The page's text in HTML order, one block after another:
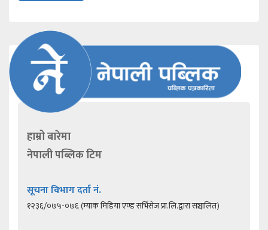
हाम्रो बारेमा
नेपाली पब्लिक टिम
सूचना विभाग दर्ता नं.
१२३६/०७५-०७६ (म्याक मिडिया एण्ड सर्भिसेज प्रा.लि.द्वारा सञ्चालित)